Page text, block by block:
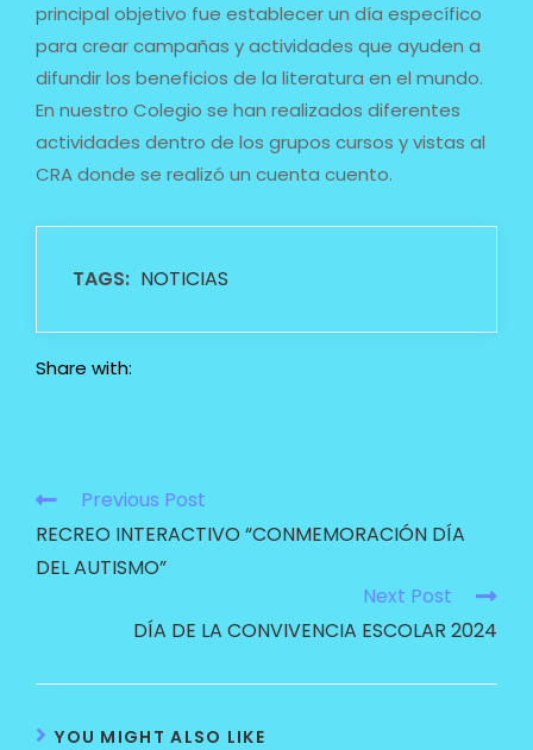
principal objetivo fue establecer un día específico
para crear campañas y actividades que ayuden a
difundir los beneficios de la literatura en el mundo.
En nuestro Colegio se han realizados diferentes
actividades dentro de los grupos cursos y vistas al
CRA donde se realizó un cuenta cuento.
TAGS: NOTICIAS
Share with:
Previous Post
RECREO INTERACTIVO “CONMEMORACIÓN DÍA
DEL AUTISMO”
Next Post
DÍA DE LA CONVIVENCIA ESCOLAR 2024
YOU MIGHT ALSO LIKE